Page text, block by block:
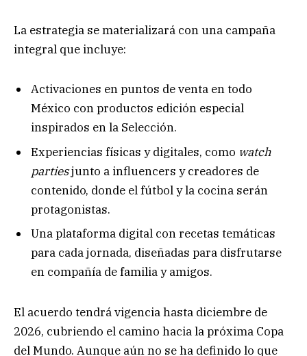
La estrategia se materializará con una campaña
integral que incluye:
Activaciones en puntos de venta en todo
México con productos edición especial
inspirados en la Selección.
Experiencias físicas y digitales, como watch
partiesjunto a influencers y creadores de
contenido, donde el fútbol y la cocina serán
protagonistas.
Una plataforma digital con recetas temáticas
para cada jornada, diseñadas para disfrutarse
en compañía de familia y amigos.
El acuerdo tendrá vigencia hasta diciembre de
2026, cubriendo el camino hacia la próxima Copa
del Mundo. Aunque aún no se ha definido lo que